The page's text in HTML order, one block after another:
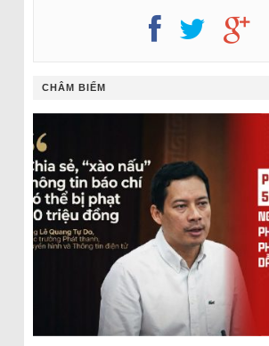
CHÂM BIẾM